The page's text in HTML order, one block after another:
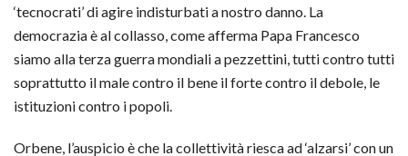
‘tecnocrati’ di agire indisturbati a nostro danno. La
democrazia è al collasso, come afferma Papa Francesco
siamo alla terza guerra mondiali a pezzettini, tutti contro tutti
soprattutto il male contro il bene il forte contro il debole, le
istituzioni contro i popoli.
Orbene, l’auspicio è che la collettività riesca ad ‘alzarsi’ con un